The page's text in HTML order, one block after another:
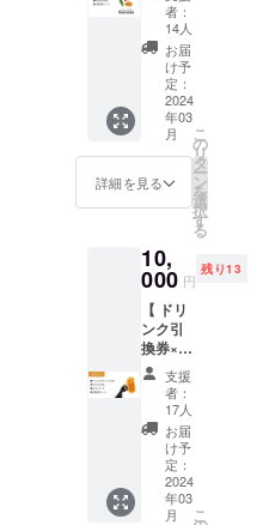
リーン
特有の
スレや
カスレ
がある
可能性
がござ
いま
す。
とうも
ろこし
です。
品種は
「恵味
ゴール
ド」 発
送は7月
に順次
発送と
味ゴー
ルド サ
イズ：
約
400g(１
本) 保存
方法：
冷蔵 消
費期
限：お
届け後3
日以内
産地：
岡山県
】 ●お
礼のお
手紙 ●
活動報
告メー
Boonie
sを応援
する
よ！の
お気持
ちコー
す。活
動報告
はオー
プン
１ヶ月
後まで
随時
メール
にて配
信しま
す。
者：
14人
お届
け予
定：
2024
年03
月
詳細を見る
こ
の
リ
タ
ー
ン
を
選
択
す
る
10,
000 円
残り13
【 ドリ
ンク引
換券×10
枚 】 ●
ドリン
ク引換
券 ●お
礼のお
手紙 ●
ポスト
カード
●活動報
支援
者：
17人
お届
け予
定：
2024
年03
月
こ